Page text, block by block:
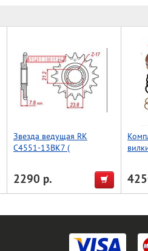
Звезда ведущая RK
C4551-13BK7 (
2290 р.
10-